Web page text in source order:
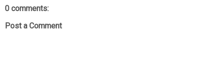
0 comments:
Post a Comment